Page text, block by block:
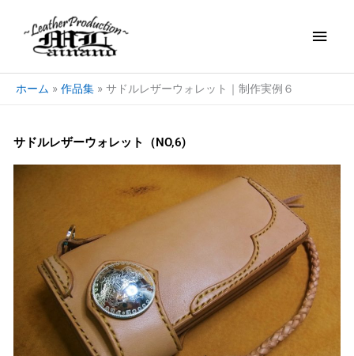
キ
ホーム 作品集 サドルレザーウォレット｜制作実例６
サドルレザーウォレット（NO,6)